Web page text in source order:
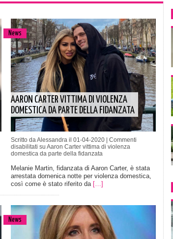
News
AARON CARTER VITTIMA DI VIOLENZA
DOMESTICA DA PARTE DELLA FIDANZATA
Scritto da Alessandra il 01-04-2020 | Commenti
disabilitati su Aaron Carter vittima di violenza
domestica da parte della fidanzata
Melanie Martin, fidanzata di Aaron Carter, è stata
arrestata domenica notte per violenza domestica,
così come è stato riferito da […]
News